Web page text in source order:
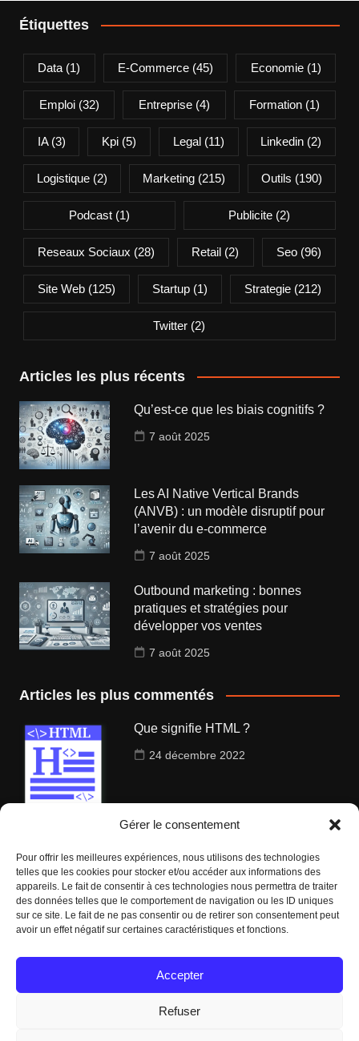
Gérer le consentement
Pour offrir les meilleures expériences, nous utilisons des technologies
telles que les cookies pour stocker et/ou accéder aux informations des
appareils. Le fait de consentir à ces technologies nous permettra de traiter
des données telles que le comportement de navigation ou les ID uniques
sur ce site. Le fait de ne pas consentir ou de retirer son consentement peut
avoir un effet négatif sur certaines caractéristiques et fonctions.
Accepter
Refuser
Étiquettes
Data (1) E-Commerce(45) Economie(1)
Emploi(32) Entreprise(4) Formation (1)
IA(3) Kpi (5) Legal(11) Linkedin (2)
Logistique (2) Marketing (215) Outils (190)
Podcast(1) Publicite (2)
Reseaux Sociaux (28) Retail (2) Seo(96)
Site Web(125) Startup (1) Strategie (212)
Twitter (2)
Articles les plus récents
Qu’est-ce que les biais cognitifs ?
7 août 2025
Les AI Native Vertical Brands
(ANVB) : un modèle disruptif pour
l’avenir du e-commerce
7 août 2025
Outbound marketing : bonnes
pratiques et stratégies pour
développer vos ventes
7 août 2025
Articles les plus commentés
Que signifie HTML ?
24 décembre 2022
29 décembre 2022
Comment mettre en place une
22 décembre 2022